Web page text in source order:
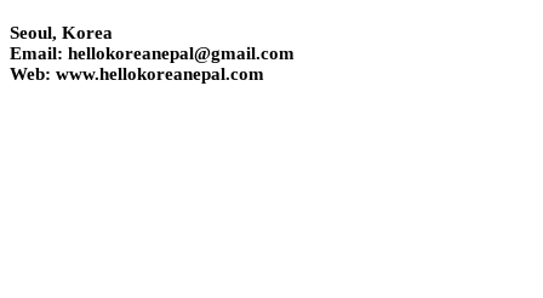
Seoul, Korea
Email: hellokoreanepal@gmail.com
Web: www.hellokoreanepal.com